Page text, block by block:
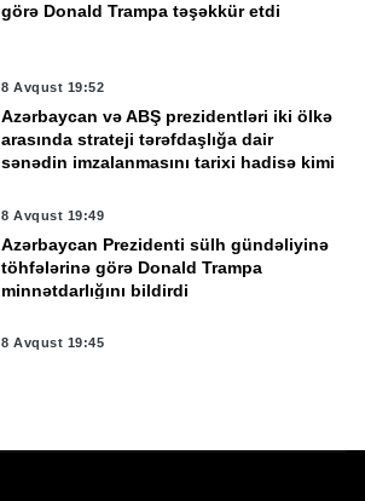
görə Donald Trampa təşəkkür etdi
8 Avqust 19:52
Azərbaycan və ABŞ prezidentləri iki ölkə
arasında strateji tərəfdaşlığa dair
sənədin imzalanmasını tarixi hadisə kimi
8 Avqust 19:49
Azərbaycan Prezidenti sülh gündəliyinə
töhfələrinə görə Donald Trampa
minnətdarlığını bildirdi
8 Avqust 19:45